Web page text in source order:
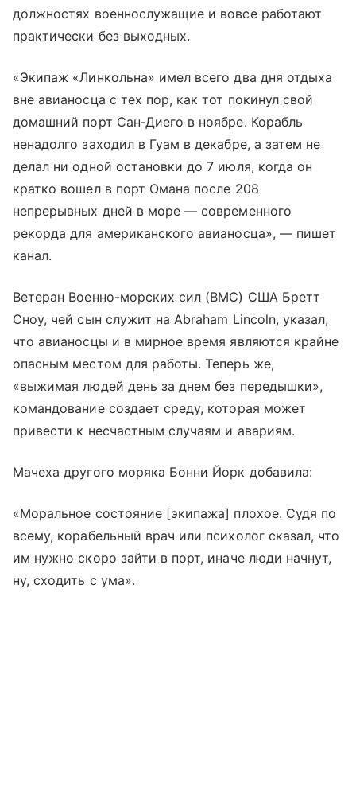
должностях военнослужащие и вовсе работают
практически без выходных.
«Экипаж «Линкольна» имел всего два дня отдыха
вне авианосца с тех пор, как тот покинул свой
домашний порт Сан‑Диего в ноябре. Корабль
ненадолго заходил в Гуам в декабре, а затем не
делал ни одной остановки до 7 июля, когда он
кратко вошел в порт Омана после 208
непрерывных дней в море — современного
рекорда для американского авианосца», — пишет
канал.
Ветеран Военно-морских сил (ВМС) США Бретт
Сноу, чей сын служит на Abraham Lincoln, указал,
что авианосцы и в мирное время являются крайне
опасным местом для работы. Теперь же,
«выжимая людей день за днем без передышки»,
командование создает среду, которая может
привести к несчастным случаям и авариям.
Мачеха другого моряка Бонни Йорк добавила:
«Моральное состояние [экипажа] плохое. Судя по
всему, корабельный врач или психолог сказал, что
им нужно скоро зайти в порт, иначе люди начнут,
ну, сходить с ума».